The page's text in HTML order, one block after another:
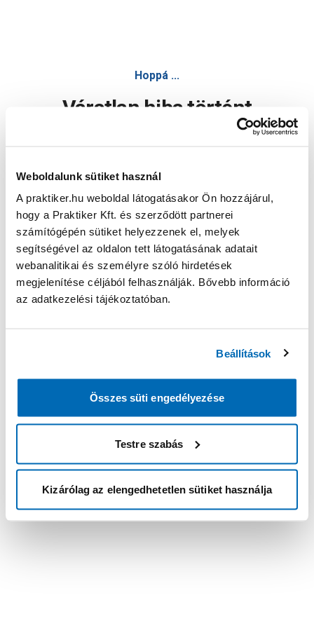
Weboldalunk sütiket használ
A praktiker.hu weboldal látogatásakor Ön hozzájárul,
hogy a Praktiker Kft. és szerződött partnerei
számítógépén sütiket helyezzenek el, melyek
segítségével az oldalon tett látogatásának adatait
webanalitikai és személyre szóló hirdetések
megjelenítése céljából felhasználják. Bővebb információ
az adatkezelési tájékoztatóban.
Beállítások
Összes süti engedélyezése
Testre szabás
Kizárólag az elengedhetetlen sütiket használja
Hoppá ...
Váratlan hiba történt
Oldal újratöltése